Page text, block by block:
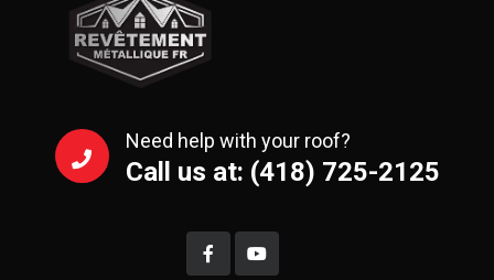
Need help with your roof?
Call us at: (418) 725-2125